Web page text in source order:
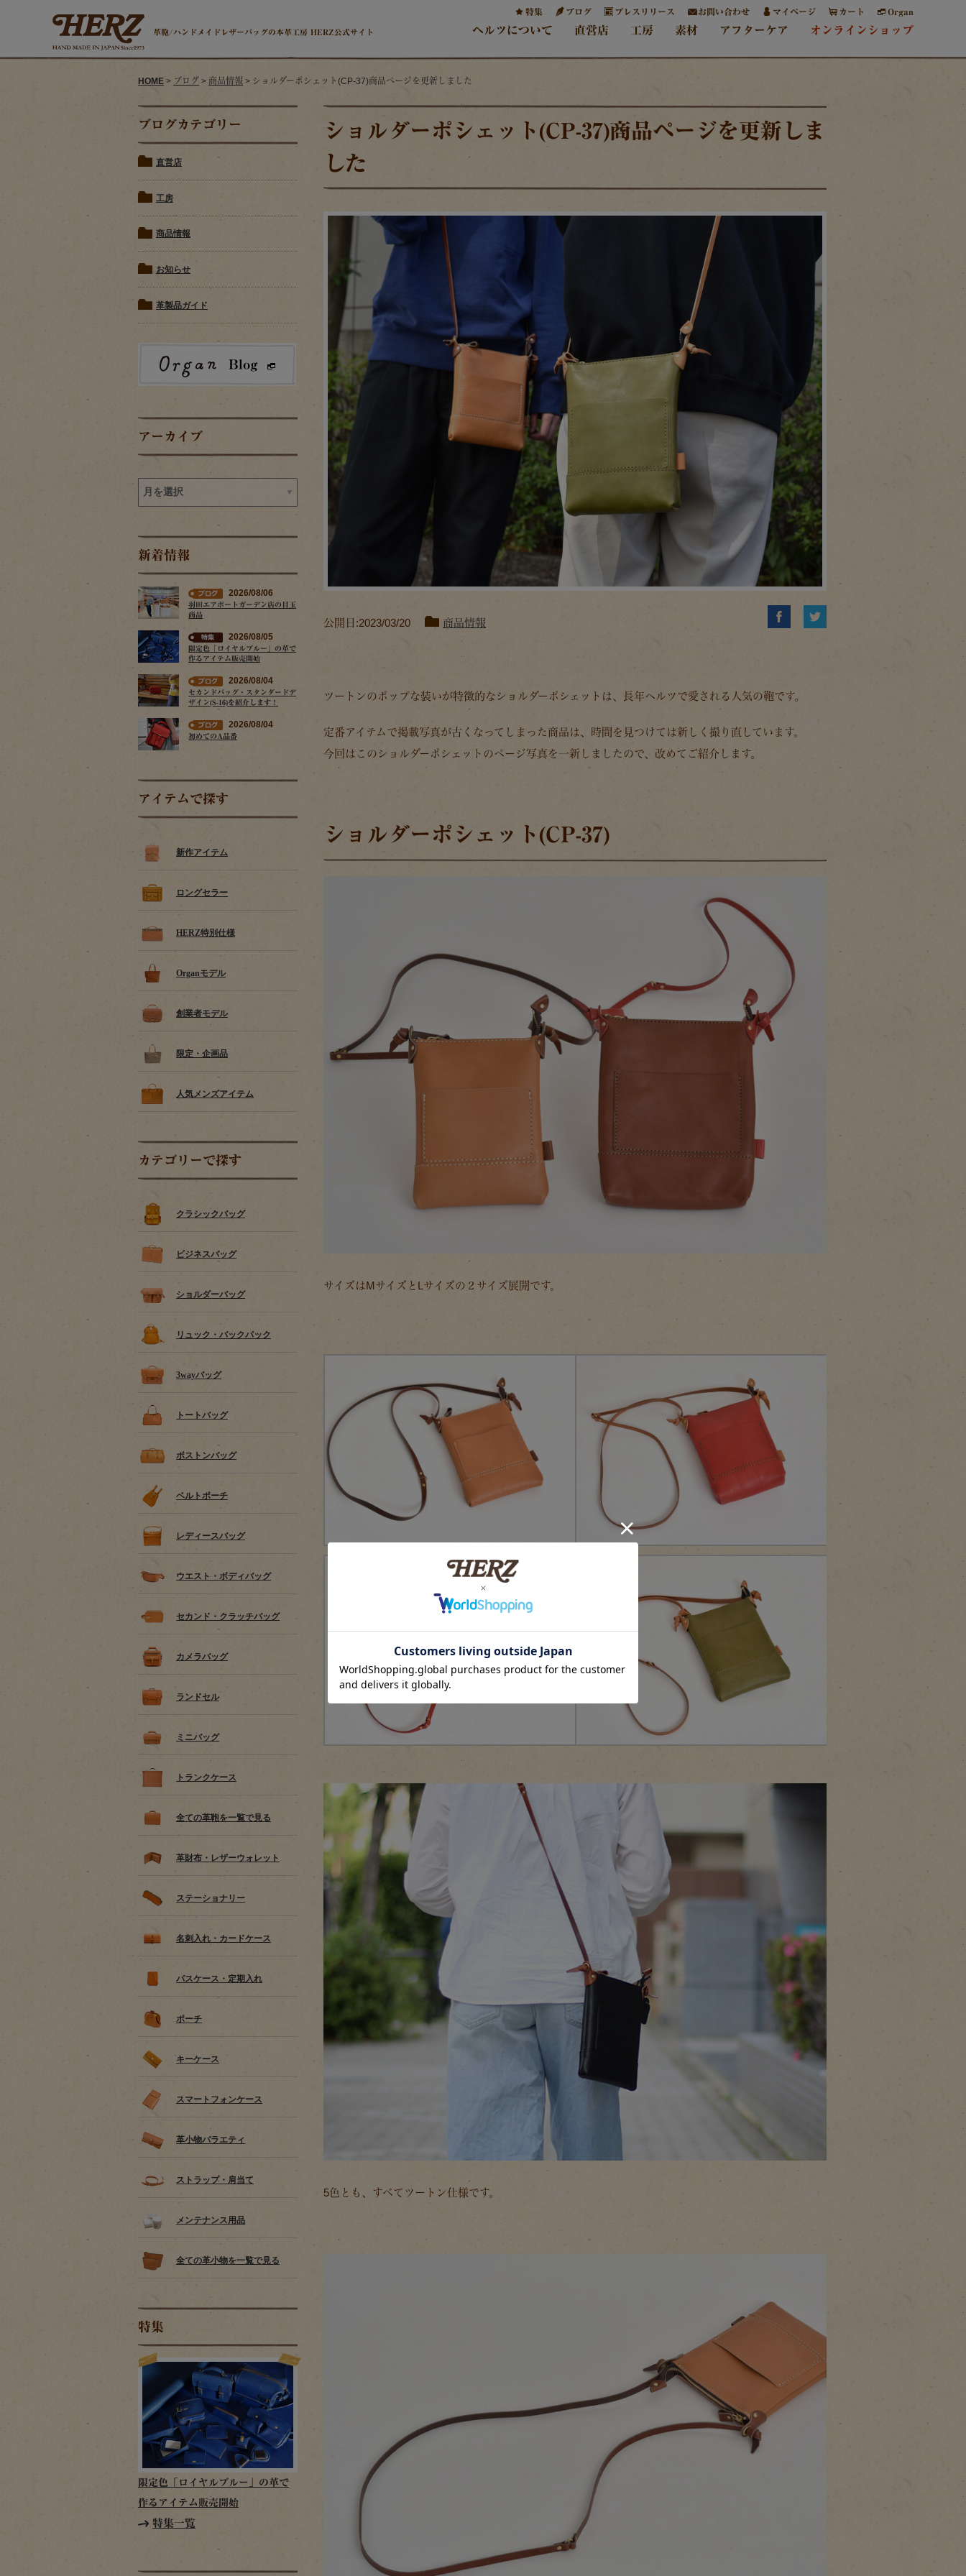
革鞄/ハンドメイドレザーバッグの本革工房 HERZ公式サイト
特集 ブログ プレスリリース お問い合わせ マイページ カート Organ
ヘルツについて 直営店 工房 素材 アフターケア オンラインショップ
HOME > ブログ > 商品情報 > ショルダーポシェット(CP-37)商品ページを更新しました
ブログカテゴリー
直営店
工房
商品情報
お知らせ
革製品ガイド
アーカイブ
新着情報
2026/08/06
羽田エアポートガーデン店の目玉
商品
2026/08/05
限定色「ロイヤルブルー」の革で
作るアイテム販売開始
2026/08/04
セカンドバッグ・スタンダードデ
ザイン(S-16)を紹介します！
2026/08/04
初めてのA品番
アイテムで探す
新作アイテム
ロングセラー
HERZ特別仕様
Organモデル
創業者モデル
限定・企画品
人気メンズアイテム
カテゴリーで探す
クラシックバッグ
ビジネスバッグ
ショルダーバッグ
リュック・バックパック
3wayバッグ
トートバッグ
ボストンバッグ
ベルトポーチ
レディースバッグ
ウエスト・ボディバッグ
セカンド・クラッチバッグ
カメラバッグ
ランドセル
ミニバッグ
トランクケース
全ての革鞄を一覧で見る
革財布・レザーウォレット
ステーショナリー
名刺入れ・カードケース
パスケース・定期入れ
ポーチ
キーケース
スマートフォンケース
革小物バラエティ
ストラップ・肩当て
メンテナンス用品
全ての革小物を一覧で見る
特集
限定色「ロイヤルブルー」の革で
作るアイテム販売開始
特集一覧
ショルダーポシェット(CP-37)商品ページを更新しま
した
公開日:2023/03/20 商品情報
ツートンのポップな装いが特徴的なショルダーポシェットは、長年ヘルツで愛される人気の鞄です。
定番アイテムで掲載写真が古くなってしまった商品は、時間を見つけては新しく撮り直しています。
今回はこのショルダーポシェットのページ写真を一新しましたので、改めてご紹介します。
ショルダーポシェット(CP-37)
サイズはMサイズとLサイズの２サイズ展開です。
5色とも、すべてツートン仕様です。